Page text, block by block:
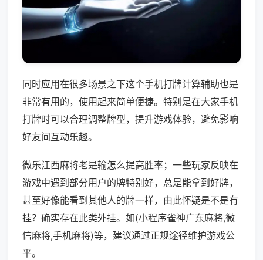
同时应用在很多场景之下这个手机打牌计算辅助也是
非常有用的，使用起来简单便捷。特别是在大家手机
打牌时可以合理调整牌型，提升游戏体验，避免影响
好友间互动乐趣。
微乐江西麻将老是输怎么提高胜率；一些玩家反映在
游戏中遇到部分用户的牌特别好，总是能拿到好牌，
甚至好像能看到其他人的牌一样，由此怀疑是不是有
挂？确实存在此类外挂。如(小程序雀神广东麻将,微
信麻将,手机麻将)等，建议通过正规途径维护游戏公
平。